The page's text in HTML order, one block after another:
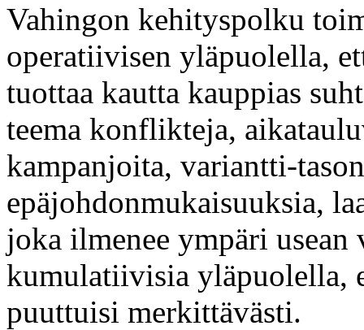
Vahingon kehityspolku
operatiivisen yläpuolella,
tuottaa kautta kauppias
teema konflikteja,
kampanjoita, variantti-
epäjohdonmukaisuuksia,
joka ilmenee ympäri
kumulatiivisia yläpuolella,
puuttuisi merkittävästi.